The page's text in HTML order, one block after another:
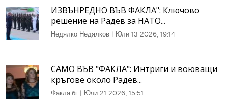
ИЗВЪНРЕДНО ВЪВ ФАКЛА": Ключово
решение на Радев за НАТО...
Недялко Недялков | Юли 13 2026, 19:14
САМО ВЪВ "ФАКЛА": Интриги и воюващи
кръгове около Радев...
Факла.бг | Юли 21 2026, 15:51